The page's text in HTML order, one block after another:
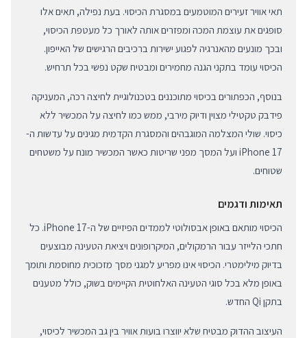
תאי אוויר זעירים המוטמעים במסגרת הכיסוי. בעת נפילה, תאים אלו
סופגים את עוצמת המכה ומפזרים אותה לאורך כל מעטפת הכיסוי,
ובכך מונעים מהאנרגיה לפגוע ישירות ברכיבים הרגישים של האייפון.
הכיסוי עומד בתקני הגנה מחמירים ומבטיח שקט נפשי בכל תרחיש.
בנוסף, הכפתורים בכיסוי מתוכננים בטכנולוגיית לחיצה רכה, המעניקה
פידבק טקטילי מצוין ודיוק מירבי, ממש כמו לחיצה על המכשיר ללא
כיסוי. שולי המצלמה המוגבהים והמסגרת הקדמית מגינים על עדשות ה-
iPhone 17 ועל המסך מפני שריטות כאשר המכשיר מונח על משטחים
שטוחים.
תאימות ודגמים
הכיסוי מותאם באופן אבסולוטי לממדים הפיזיים של ה-iPhone 17. כל
חתכי הלייזר עבור הרמקולים, המיקרופונים ויציאת הטעינה מבוצעים
בדיוק מילימטרי. הכיסוי אינו מפריע למגני מסך מזכוכית מחוסמת ותומך
באופן מלא בכל סוגי הטעינה האלחוטית הקיימים בשוק, כולל מטענים
בתקן Qi החדש.
העיצוב ההדוק מבטיח שלא יווצרו בועות אוויר בין גב המכשיר לכיסוי,